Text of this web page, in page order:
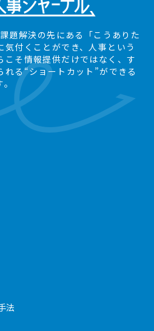
題解決の先にある
「こうありた
気付くことができ、人事という
そ情報提供だけではなく、 す
れる“ショートカット”ができる
法